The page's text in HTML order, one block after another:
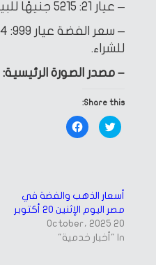
– عيار 21: 5215 جنيهًا للبيع – 5195 جنيهًا للشراء.
للشراء.
– مصدر الصورة الرئيسية: Freepik
Share this:
Click
to
share
window)
Click
to
window)
أسعار الذهب والفضة في
مصر اليوم الإثنين 20 أكتوبر
20 October، 2025
In "أخبار خدمية"